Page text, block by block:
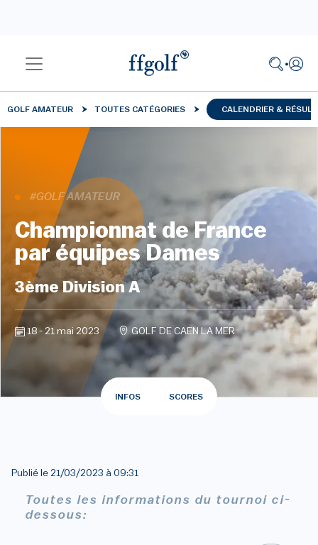
GOLF AMATEUR TOUTES CATÉGORIES CALENDRIER &
#GOLF AMATEUR
Championnat de France
par équipes Dames
3ème Division A
18 - 21 mai 2023 GOLF DE CAEN LA MER
INFOS SCORES
Publié le 21/03/2023 à 09:31
Toutes les informations du tournoi ci-
dessous: